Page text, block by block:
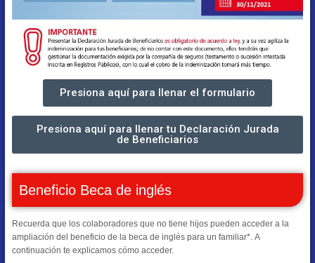
Presiona aquí para llenar el formulario
Presiona aquí para llenar tu Declaración Jurada
de Beneficiarios
Beneficio Beca de inglés
Recuerda que los colaboradores que no tiene hijos pueden acceder a la
ampliación del beneficio de la beca de inglés para un familiar*. A
continuación te explicamos cómo acceder.